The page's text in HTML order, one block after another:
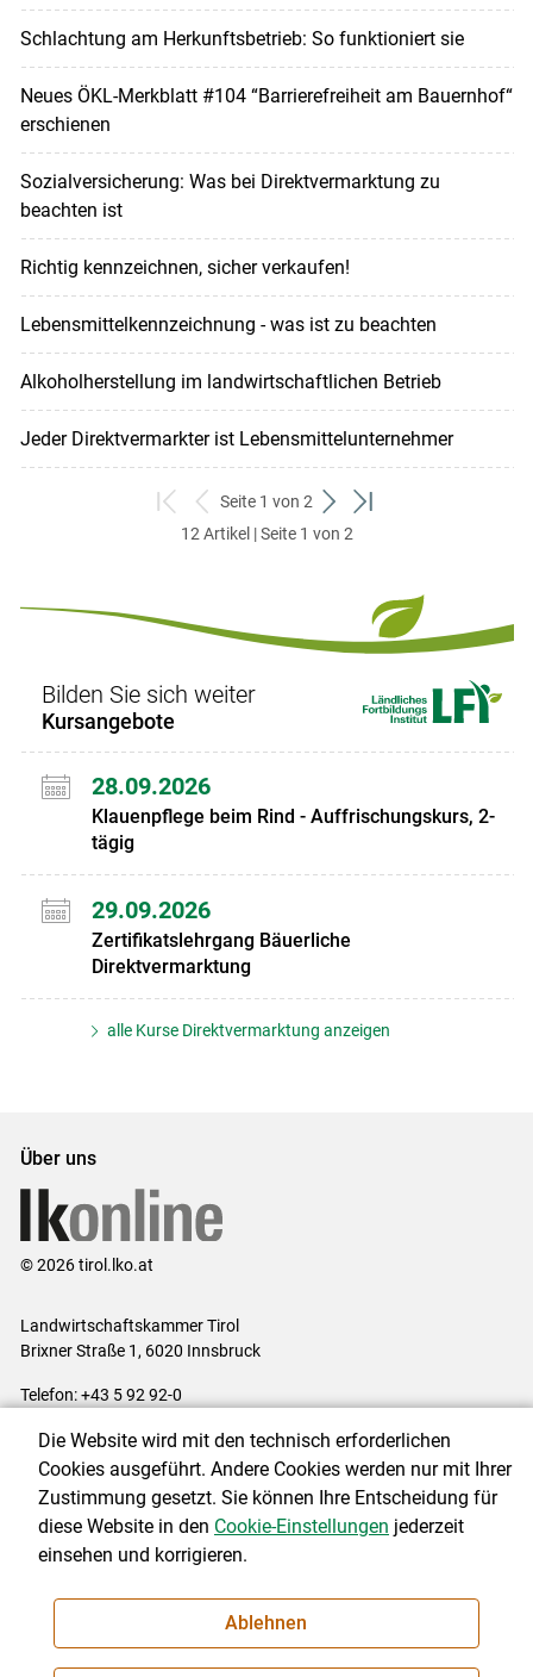
Schlachtung am Herkunftsbetrieb: So funktioniert sie
Neues ÖKL-Merkblatt #104 “Barrierefreiheit am Bauernhof“
erschienen
Sozialversicherung: Was bei Direktvermarktung zu
beachten ist
Richtig kennzeichnen, sicher verkaufen!
Lebensmittelkennzeichnung - was ist zu beachten
Alkoholherstellung im landwirtschaftlichen Betrieb
Jeder Direktvermarkter ist Lebensmittelunternehmer
zum
ersten
zurück
zum
Seite 1 von 2
weiter
zum
zum
12 Artikel | Seite 1 von 2
Bilden Sie sich weiter
Kursangebote
28.09.2026
Klauenpflege beim Rind - Auffrischungskurs, 2-
tägig
29.09.2026
Zertifikatslehrgang Bäuerliche
Direktvermarktung
alle Kurse Direktvermarktung anzeigen
Über uns
© 2026 tirol.lko.at
Landwirtschaftskammer Tirol
Brixner Straße 1, 6020 Innsbruck
Telefon: +43 5 92 92-0
Impressum|Kontakt|Datenschutzerklärung|Barrierefreiheit|
Cookie-Einstellungen
NEWSLETTER
Die Website wird mit den technisch erforderlichen
Cookies ausgeführt. Andere Cookies werden nur mit Ihrer
Zustimmung gesetzt. Sie können Ihre Entscheidung für
diese Website in den Cookie-Einstellungen jederzeit
einsehen und korrigieren.
Ablehnen